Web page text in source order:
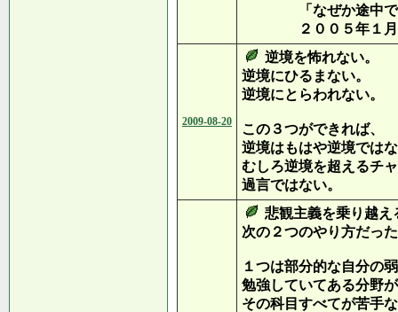
「なぜか途中で挫
２００５年１月
2009-08-20
逆境を怖れない。
逆境にひるまない。
逆境にとらわれない。
この３つができれば、
逆境はもはや逆境では
むしろ逆境を超えるチ
過言ではない。
悲観主義を乗り越え
次の２つのやり方だっ
１つは部分的な自分の
勉強していてある分野
その科目すべてが苦手